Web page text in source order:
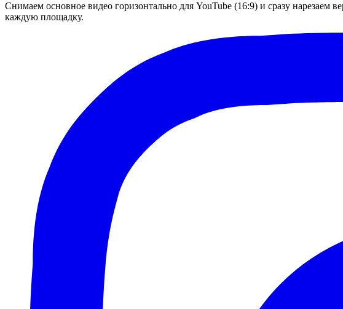
Снимаем основное видео горизонтально для YouTube (16:9) и сразу нарезаем
каждую площадку.